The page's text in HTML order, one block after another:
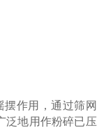
作用，通过筛网
泛地用作粉碎已压